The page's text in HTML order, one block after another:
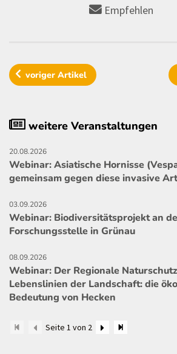
Empfehlen
vorigerArtikel
weitere Veranstaltungen
20.08.2026
Webinar: Asiatische Hornisse
gemeinsam gegen diese invasive
03.09.2026
Webinar: Biodiversitätsprojekt an
Forschungsstelle in Grünau
08.09.2026
Webinar: Der Regionale
Lebenslinien der Landschaft: die
Bedeutung von Hecken
Seite 1 von 2